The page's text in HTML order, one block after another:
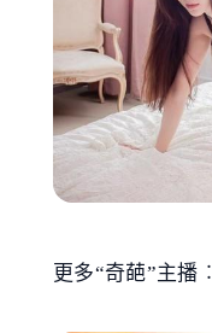
更多“奇葩”主播︰